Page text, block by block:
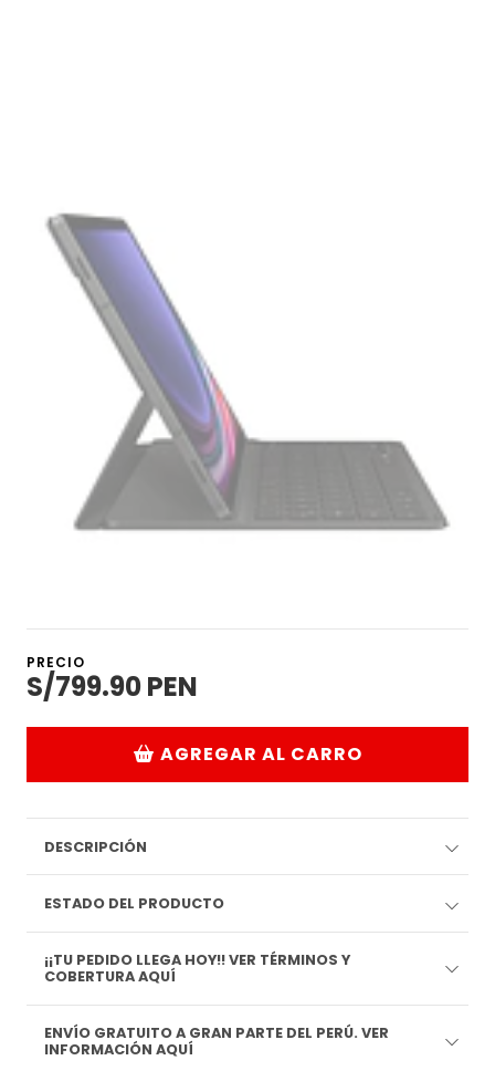
PRECIO
S/799.90 PEN
AGREGAR AL CARRO
DESCRIPCIÓN
ESTADO DEL PRODUCTO
¡¡TU PEDIDO LLEGA HOY!! VER TÉRMINOS Y
COBERTURA AQUÍ
ENVÍO GRATUITO A GRAN PARTE DEL PERÚ. VER
INFORMACIÓN AQUÍ